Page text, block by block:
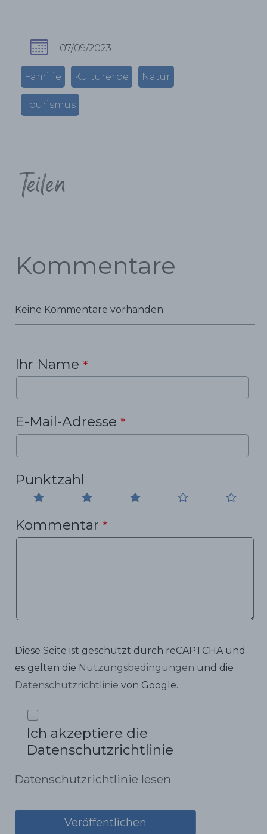
07/09/2023
Familie Kulturerbe Natur
Tourismus
Teilen
Kommentare
Keine Kommentare vorhanden.
Ihr Name *
E-Mail-Adresse *
Punktzahl
Kommentar *
Diese Seite ist geschützt durch reCAPTCHA und
es gelten die Nutzungsbedingungen und die
Datenschutzrichtlinie von Google.
Ich akzeptiere die
Datenschutzrichtlinie
Datenschutzrichtlinie lesen